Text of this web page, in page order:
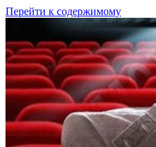
Перейти к содержимому